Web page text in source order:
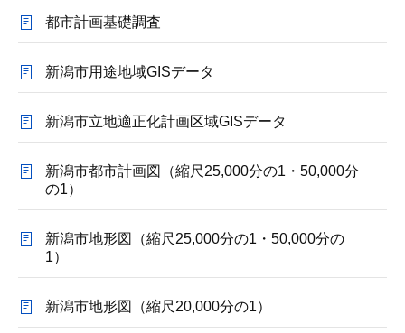
都市計画基礎調査
新潟市用途地域GISデータ
新潟市立地適正化計画区域GISデータ
新潟市都市計画図（縮尺25,000分の1・50,000分
の1）
新潟市地形図（縮尺25,000分の1・50,000分の
1）
新潟市地形図（縮尺20,000分の1）